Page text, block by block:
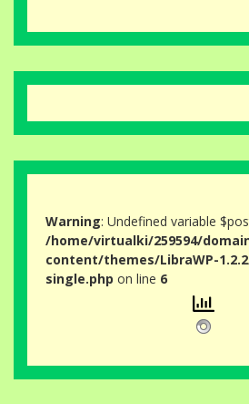
Warning: Undefined variable
/home/virtualki/259594/
content/themes/LibraWP-
single.php on line 6